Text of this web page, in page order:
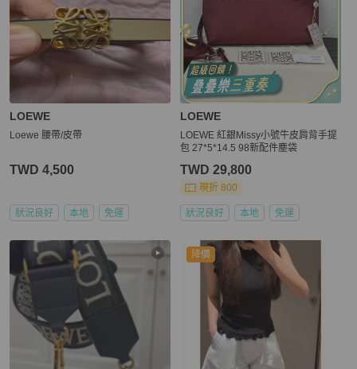
LOEWE
Loewe 腰帶/皮帶
TWD 4,500
狀況良好 本地 免運
LOEWE
LOEWE 紅銀Missy小號牛皮肩背手提
包 27*5*14.5 98新配件塵袋
TWD 29,800
現折 800
狀況良好 本地 免運
降價